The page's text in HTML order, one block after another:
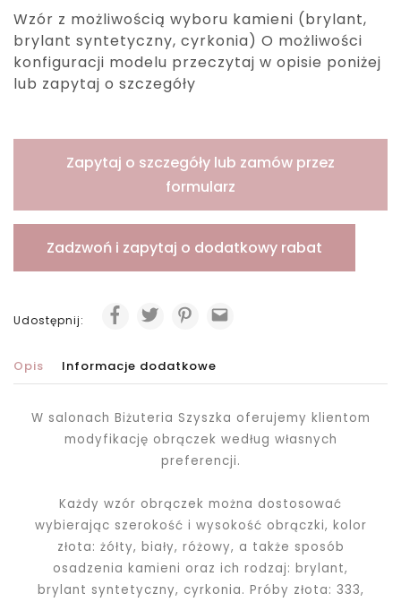
Wzór z możliwością wyboru kamieni (brylant,
brylant syntetyczny, cyrkonia) O możliwości
konfiguracji modelu przeczytaj w opisie poniżej
lub zapytaj o szczegóły
Zapytaj o szczegóły lub zamów przez
formularz
Zadzwoń i zapytaj o dodatkowy rabat
Udostępnij:
Opis Informacje dodatkowe
W salonach Biżuteria Szyszka oferujemy klientom
modyfikację obrączek według własnych
preferencji.
Każdy wzór obrączek można dostosować
wybierając szerokość i wysokość obrączki, kolor
złota: żółty, biały, różowy, a także sposób
osadzenia kamieni oraz ich rodzaj: brylant,
brylant syntetyczny, cyrkonia. Próby złota: 333,